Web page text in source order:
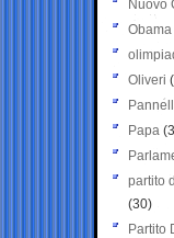
Nuovo
Obama
Oliveri
Papa
partito
(30)
Partito